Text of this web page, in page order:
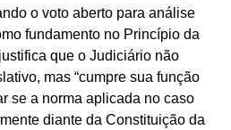
o voto aberto para análise
fundamento no Princípio da
que o Judiciário não
mas “cumpre sua função
se a norma aplicada no caso
diante da Constituição da